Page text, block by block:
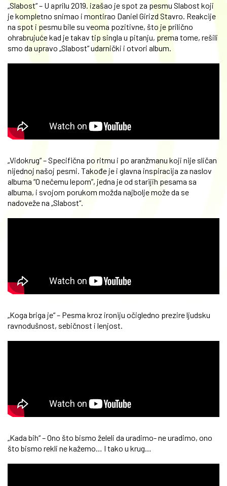
„Slabost“ – U aprilu 2019. izašao je spot za pesmu Slabost koji
je kompletno snimao i montirao Daniel Girizd Stavro. Reakcije
na spot i pesmu bile su veoma pozitivne, što je prilično
ohrabrujuće kad je takav tip singla u pitanju, prema tome, rešili
smo da upravo „Slabost“ udarnički i otvori album.
„Vidokrug“ – Specifična po ritmu i po aranžmanu koji nije sličan
nijednoj našoj pesmi. Takođe je i glavna inspiracija za naslov
albuma “O nečemu lepom”, jedna je od starijih pesama sa
albuma, i svojom porukom možda najbolje može da se
nadoveže na „Slabost“.
„Koga briga je“ – Pesma kroz ironiju očigledno prezire ljudsku
ravnodušnost, sebičnost i lenjost.
„Kada bih“ – Ono što bismo želeli da uradimo- ne uradimo, ono
što bismo rekli ne kažemo… I tako u krug…